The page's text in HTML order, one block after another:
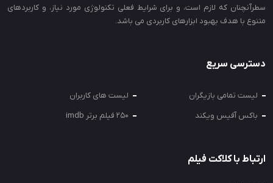
سطرآنچنان که لازم است، و برای شرایط فعلی تکنولوژی مورد نیاز، و کاربردهای
متنوع با هدف بهبود ابزارهای کاربردی می باشد.
دسترسی سریع
لیست تمامی بازیگران
لیست های کاربران
باکس آفیس ویکند
250 فیلم برتر imdb
ارتباط با کلاکت فیلم